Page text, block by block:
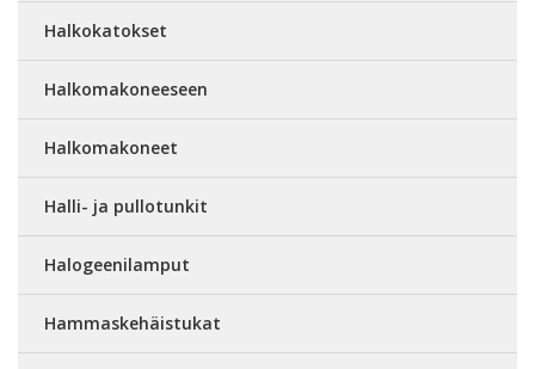
Halkokatokset
Halkomakoneeseen
Halkomakoneet
Halli- ja pullotunkit
Halogeenilamput
Hammaskehäistukat